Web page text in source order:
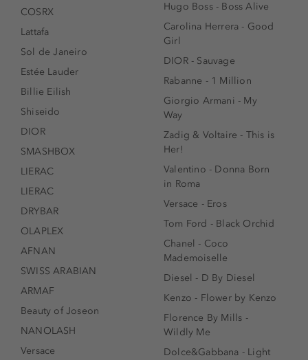
COSRX
Lattafa
Sol de Janeiro
Estée Lauder
Billie Eilish
Shiseido
DIOR
SMASHBOX
LIERAC
LIERAC
DRYBAR
OLAPLEX
AFNAN
SWISS ARABIAN
ARMAF
Beauty of Joseon
NANOLASH
Versace
Hugo Boss - Boss Alive
Carolina Herrera - Good
Girl
DIOR - Sauvage
Rabanne - 1 Million
Giorgio Armani - My
Way
Zadig & Voltaire - This is
Her!
Valentino - Donna Born
in Roma
Versace - Eros
Tom Ford - Black Orchid
Chanel - Coco
Mademoiselle
Diesel - D By Diesel
Kenzo - Flower by Kenzo
Florence By Mills -
Wildly Me
Dolce&Gabbana - Light